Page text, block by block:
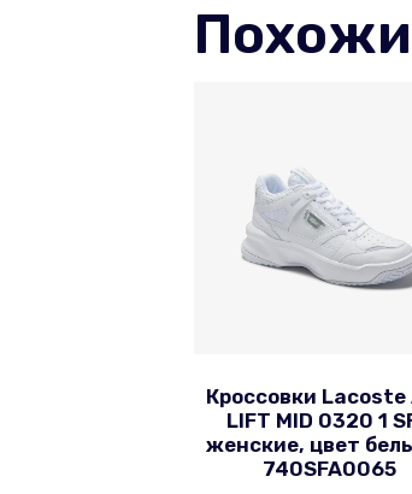
Кроссовки Lacoste
LIFT MID 0320 1
женские, цвет
740SFA0065